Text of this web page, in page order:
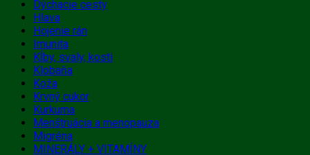
Dýchacie cesty
Hlava
Hojenie rán
Imunita
Kĺby, svaly, kosti
Klobaňa
Koža
Krvný cukor
Kurkuma
Menštruácia a menopauza
Migréna
MINERÁLY + VITAMÍNY